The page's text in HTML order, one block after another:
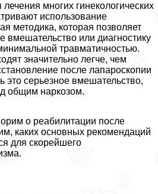
многих гинекологических
использование
методика, которая позволяет
вмешательство или диагностику
травматичностью.
значительно легче, чем
после лапароскопии
это серьезное вмешательство,
общим наркозом.
о реабилитации после
каких основных рекомендаций
для скорейшего